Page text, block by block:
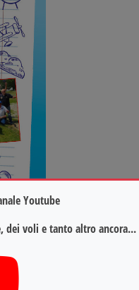
Youtube
dei voli e tanto altro ancora...